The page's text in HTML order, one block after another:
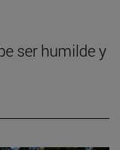
ser humilde y